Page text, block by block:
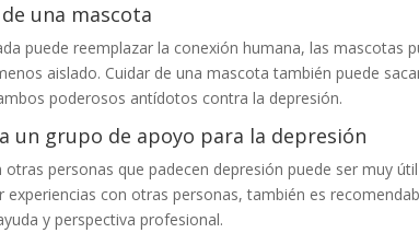
una mascota
puede reemplazar la conexión humana, las mascotas
aislado. Cuidar de una mascota también puede
poderosos antídotos contra la depresión.
un grupo de apoyo para la depresión
otras personas que padecen depresión puede ser muy
experiencias con otras personas, también es
y perspectiva profesional.